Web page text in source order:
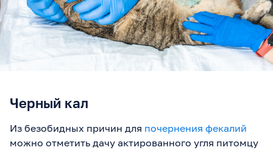
Черный кал
Из безобидных причин для почернения фекалий
можно отметить дачу актированного угля питомцу